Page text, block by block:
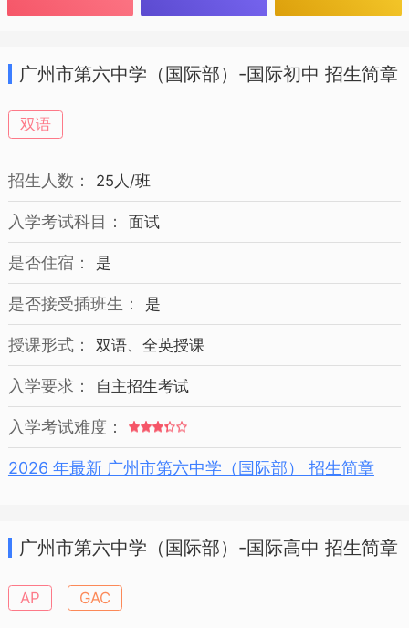
广州市第六中学（国际部）-国际初中 招生简章
双语
招生人数： 25人/班
入学考试科目： 面试
是否住宿： 是
是否接受插班生： 是
授课形式： 双语、全英授课
入学要求： 自主招生考试
入学考试难度：
2026 年最新 广州市第六中学（国际部） 招生简章
广州市第六中学（国际部）-国际高中 招生简章
AP GAC